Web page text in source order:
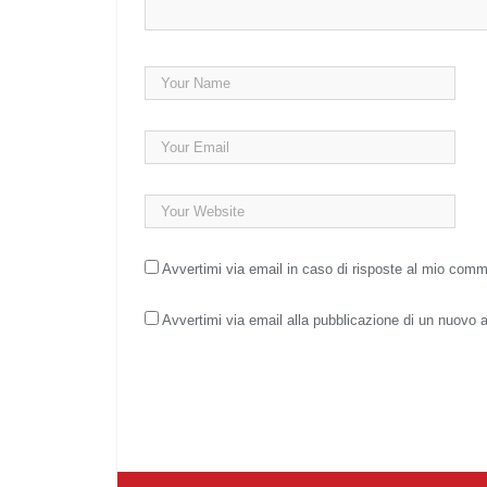
Avvertimi via email in caso di risposte al mio
Avvertimi via email alla pubblicazione di un nuovo